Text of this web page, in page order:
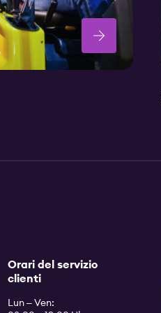
Orari del servizio
clienti
Lun – Ven: